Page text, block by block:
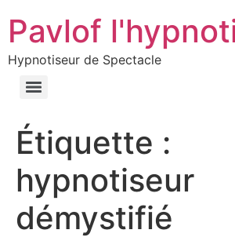
Pavlof
Hypnotiseur de Spectacle
Étiquette :
hypnotiseur
démystifié